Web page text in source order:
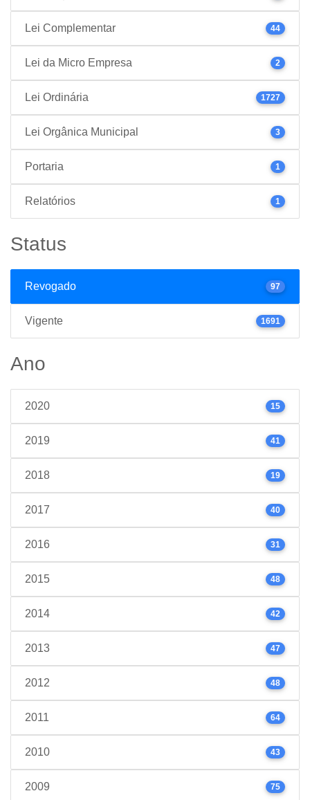
Lei Complementar 44
Lei da Micro Empresa 2
Lei Ordinária 1727
Lei Orgânica Municipal 3
Portaria 1
Relatórios 1
Status
Revogado 97
Vigente 1691
Ano
2020 15
2019 41
2018 19
2017 40
2016 31
2015 48
2014 42
2013 47
2012 48
2011 64
2010 43
2009 75